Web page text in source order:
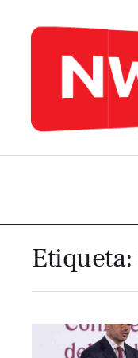
Etiqueta: